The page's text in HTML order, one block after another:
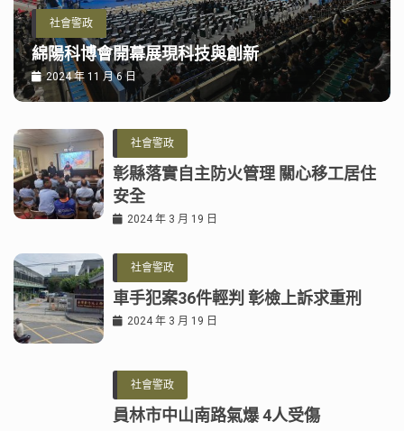
社會警政
綿陽科博會開幕展現科技與創新
2024 年 11 月 6 日
社會警政
彰縣落實自主防火管理 關心移工居住
安全
2024 年 3 月 19 日
社會警政
車手犯案36件輕判 彰檢上訴求重刑
2024 年 3 月 19 日
社會警政
員林市中山南路氣爆 4人受傷